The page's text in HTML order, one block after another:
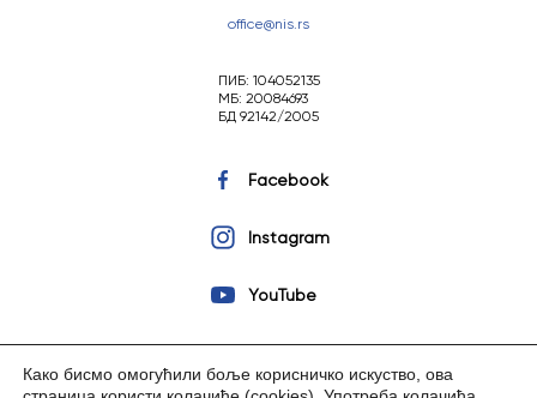
office@nis.rs
ПИБ: 104052135
МБ: 20084693
БД 92142/2005
Facebook
Instagram
YouTube
Како бисмо омогућили боље корисничко искуство, ова